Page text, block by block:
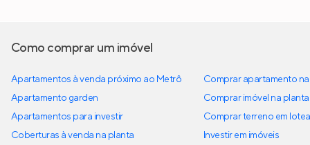
Como comprar um imóvel
Apartamentos à venda próximo ao Metrô
Apartamento garden
Apartamentos para investir
Coberturas à venda na planta
Comprar apartamento
Comprar imóvel na planta
Comprar terreno em
Investir em imóveis